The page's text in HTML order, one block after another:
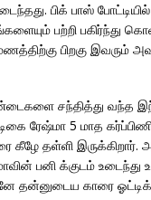
பிக் பாஸ்
பற்றி பகிர்ந்து
பிறகு இவரும்
சந்தித்து வந்த
ரேஷ்மா 5 மாத
தள்ளி இருக்கிறார்.
பனி க்குடம்
தன்னுடைய காரை